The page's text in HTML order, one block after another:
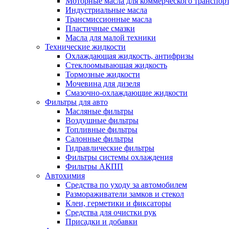
Индустриальные масла
Трансмиссионные масла
Пластичные смазки
Масла для малой техники
Технические жидкости
Охлаждающая жидкость, антифризы
Стеклоомывающая жидкость
Тормозные жидкости
Мочевина для дизеля
Смазочно-охлаждающие жидкости
Фильтры для авто
Масляные фильтры
Воздушные фильтры
Топливные фильтры
Салонные фильтры
Гидравлические фильтры
Фильтры системы охлаждения
Фильтры АКПП
Автохимия
Средства по уходу за автомобилем
Размораживатели замков и стекол
Клеи, герметики и фиксаторы
Средства для очистки рук
Присадки и добавки